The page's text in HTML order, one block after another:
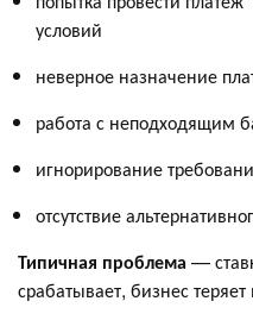
условий
неверное назначение
работа с неподходящим
игнорирование
отсутствие
Типичная проблема —
срабатывает, бизнес